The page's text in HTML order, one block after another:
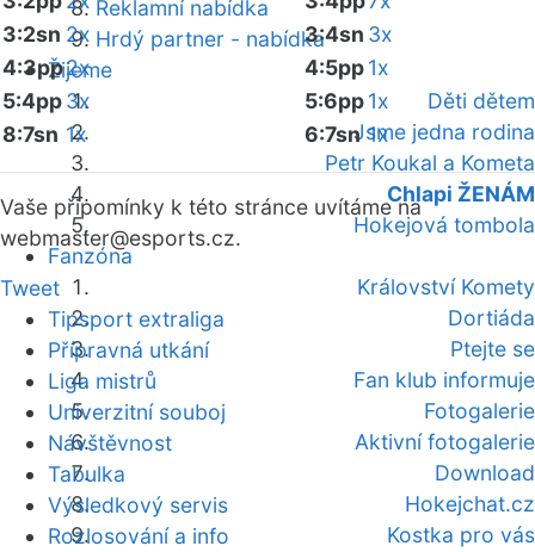
Reklamní nabídka
Hrdý partner - nabídka
Žijeme
Děti dětem
Jsme jedna rodina
Petr Koukal a Kometa
Chlapi ŽENÁM
Hokejová tombola
Fanzóna
Království Komety
Dortiáda
Ptejte se
Fan klub informuje
Fotogalerie
Aktivní fotogalerie
Download
Hokejchat.cz
Kostka pro vás
3:2sn 2x
4:3pp2x
5:4pp3x
8:7sn 1x
3:4sn 3x
4:5pp1x
5:6pp1x
6:7sn 1x
Vaše připomínky k této stránce uvítáme na
webmaster@esports.cz.
Tweet
Tipsport extraliga
Přípravná utkání
Liga mistrů
Univerzitní souboj
Návštěvnost
Tabulka
Výsledkový servis
Rozlosování a info